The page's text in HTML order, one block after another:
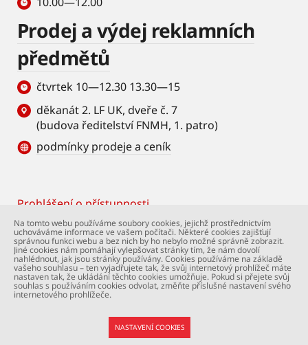
Prodej a výdej reklamních
předmětů
čtvrtek 10—12.30 13.30—15
děkanát 2. LF UK, dveře č. 7
(budova ředitelství FNMH, 1. patro)
podmínky prodeje a ceník
Footer
Prohlášení o přístupnosti
© Univerzita Karlova – 2. lékařská fakulta. Všechna
práva vyhrazena. Foto: 2. LF a Shutterstock.com.
Podpora webu:webmaster@lfmotol.cuni.cz
Na tomto webu používáme soubory cookies, jejichž prostřednictvím
uchováváme informace ve vašem počítači. Některé cookies zajišťují
správnou funkci webu a bez nich by ho nebylo možné správně zobrazit.
Jiné cookies nám pomáhají vylepšovat stránky tím, že nám dovolí
nahlédnout, jak jsou stránky používány. Cookies používáme na základě
vašeho souhlasu – ten vyjadřujete tak, že svůj internetový prohlížeč máte
nastaven tak, že ukládání těchto cookies umožňuje. Pokud si přejete svůj
souhlas s používáním cookies odvolat, změňte příslušné nastavení svého
internetového prohlížeče.
NASTAVENÍ COOKIES